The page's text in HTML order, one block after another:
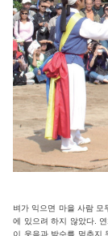
벼가 익으면 마을 사람 모
에 있으려 하지 않았다.
이 웃음과 박수를 멈추지